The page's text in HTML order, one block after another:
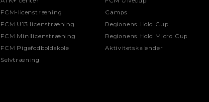
FCM-licenstræning
FCM U13 licenstræning
FCM Minilicenstræning
FCM Pigefodboldskole
Selvtræning
Camps
Regionens Hold Cup
Regionens Hold Micro Cup
Aktivitetskalender